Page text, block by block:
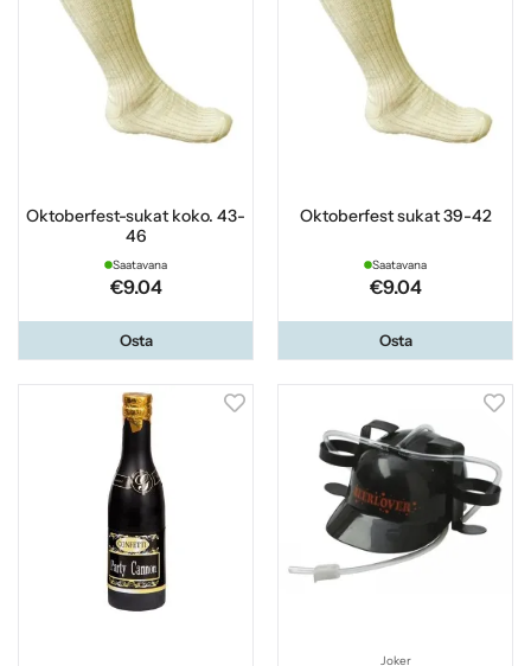
Oktoberfest-sukat koko. 43-
46
Saatavana
€9.04
Osta
Oktoberfest sukat 39-42
Saatavana
€9.04
Osta
Joker